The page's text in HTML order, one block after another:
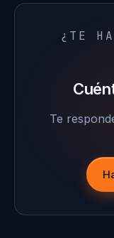
¿TE
Te